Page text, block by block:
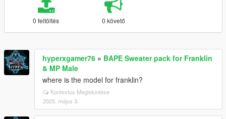
0 feltöltés 0 követő
hyperxgamer76 » BAPE Sweater pack for Franklin
& MP Male
where is the model for franklin?
Kontextus Megtekintése
2025. május 3.